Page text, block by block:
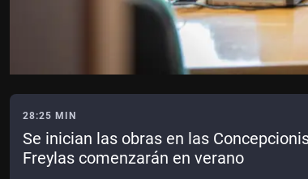
28:25 MIN
Se inician las obras en las
Freylas comenzarán en verano